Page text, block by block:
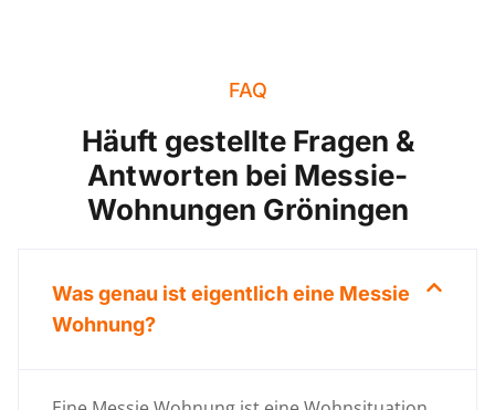
FAQ
Häuft gestellte Fragen &
Antworten bei Messie-
Wohnungen Gröningen
Was genau ist eigentlich eine Messie
Wohnung?